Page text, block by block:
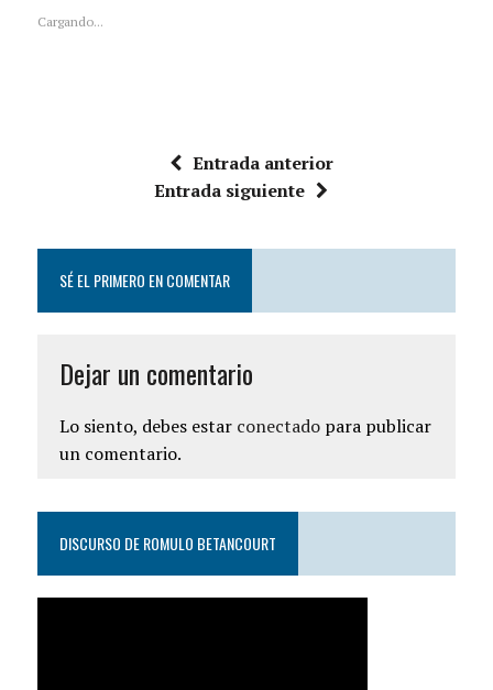
Cargando...
Entrada anterior
Entrada siguiente
SÉ EL PRIMERO EN COMENTAR
Dejar un comentario
Lo siento, debes estar conectadopara publicar
un comentario.
DISCURSO DE ROMULO BETANCOURT